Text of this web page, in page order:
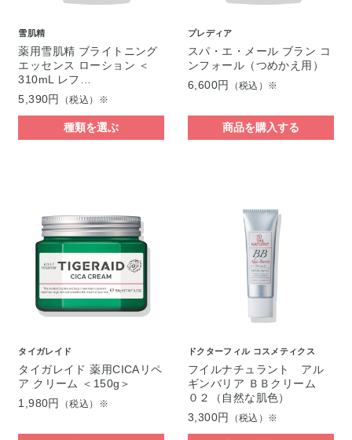
雪肌精
薬用雪肌精 ブライトニング
エッセンス ローション ＜
310mL レフ…
5,390円
（税込）※
種類を選ぶ
プレディア
スパ・エ・メール ブラン コ
ンフォール（つめかえ用）
6,600円
（税込）※
商品を購入する
タイガレイド
タイガレイド 薬用CICAリペ
ア クリーム ＜150g＞
1,980円
（税込）※
ドクターフィル コスメティクス
フイルナチュラント アル
ギンバリア ＢＢクリーム
０２（自然な肌色）
3,300円
（税込）※